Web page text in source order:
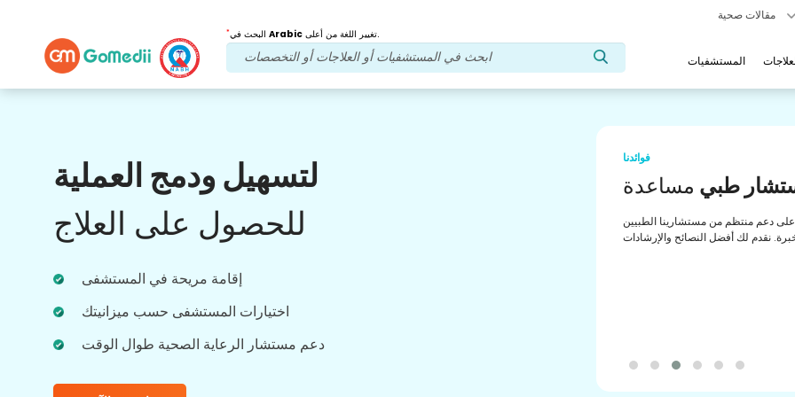
* Arabic تغيير اللغة من أعلى.
المستشفيات
لتسهيل ودمج العملية
للحصول على العلاج
إقامة مريحة في المستشفى
اختيارات المستشفى حسب ميزانيتك
دعم مستشار الرعاية الصحية طوال الوقت
بعد العلاجمتابعة الرعاية
احصل على دعم طبي ودعم للمرضى على مدار
الساعة طوال أيام الأسبوع مع فريقنا الذي يعالج
فوائدنا
طبي مساعدة
دعم منتظم من مستشارينا الطبيين